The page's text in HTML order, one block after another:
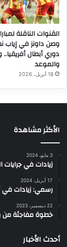
القنوات الناقلة
وصن داونز في إياب
دوري أبطال
والموعد
18 أبريل، 2026
الأكثر مشاهدة
3 مايو، 2024
زيادات في
17 أبريل، 2024
رسمي: زيادات في
22 ديسمبر، 2023
خطوة مفاجئة
أحدث الأخبار